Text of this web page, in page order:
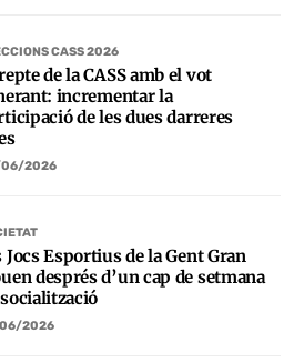
CASS 2026
de la CASS amb el vot
incrementar la
de les dues darreres
2026
Jocs Esportius de la Gent Gran
després d’un cap de setmana
2026